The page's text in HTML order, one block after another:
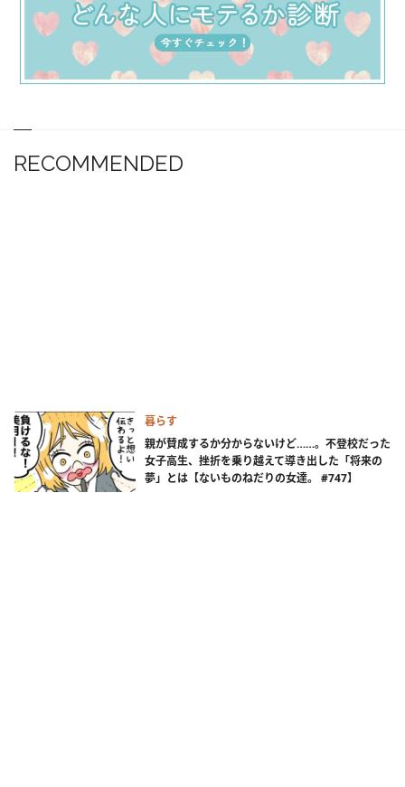
RECOMMENDED
暮らす
親が賛成するか分からないけど……。不登校だった
女子高生、挫折を乗り越えて導き出した「将来の
夢」とは【ないものねだりの女達。 #747】